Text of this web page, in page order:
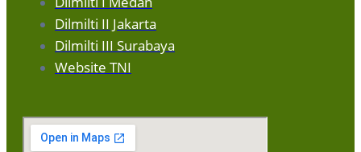
Dilmilti II Jakarta
Dilmilti III Surabaya
Website TNI